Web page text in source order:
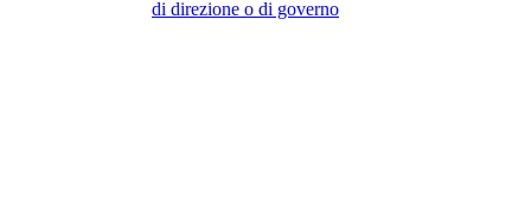
di direzione o di governo